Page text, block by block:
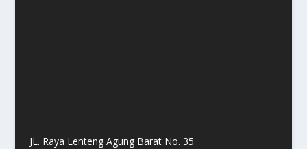
JL. Raya Lenteng Agung Barat No. 35